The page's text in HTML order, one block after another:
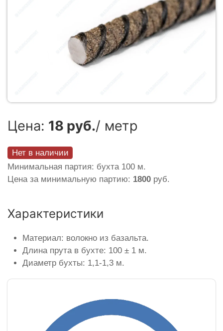
Цена: 18 руб./ метр
Нет в наличии
Минимальная партия: бухта 100 м.
Цена за минимальную партию: 1800 руб.
Характеристики
Материал: волокно из базальта.
Длина прута в бухте: 100 ± 1 м.
Диаметр бухты: 1,1-1,3 м.